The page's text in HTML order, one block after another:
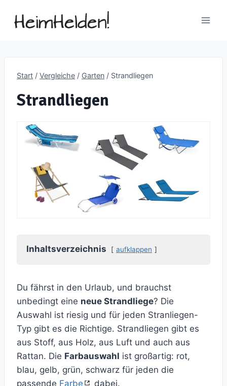
Inhalt
Start / Vergleiche / Garten / Strandliegen
Strandliegen
Inhaltsverzeichnis aufklappen
Du fährst in den Urlaub, und brauchst
unbedingt eine neue Strandliege? Die
Auswahl ist riesig und für jeden Stranliegen-
Typ gibt es die Richtige. Strandliegen gibt es
aus Stoff, aus Holz, aus Luft und auch aus
Rattan. Die Farbauswahl ist großartig: rot,
blau, gelb, grün, schwarz für jeden die
passende Farbe dabei.